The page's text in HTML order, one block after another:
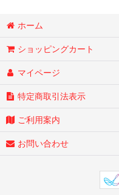
ホーム
ショッピングカート
マイページ
特定商取引法表示
ご利用案内
お問い合わせ